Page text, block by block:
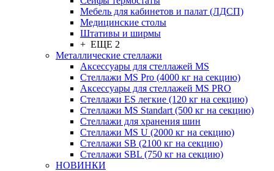
Мебель для кабинетов и палат (ЛДСП)
Медицинские столы
Штативы и ширмы
+ ЕЩЕ 2
Металлические стеллажи
Аксессуары для стеллажей MS
Стеллажи MS Pro (4000 кг на секцию)
Аксессуары для стеллажей MS PRO
Стеллажи ES легкие (120 кг на секцию)
Стеллажи MS Standart (500 кг на секцию)
Стеллажи для хранения шин
Стеллажи MS U (2000 кг на секцию)
Стеллажи SB (2100 кг на секцию)
Стеллажи SBL (750 кг на секцию)
НОВИНКИ